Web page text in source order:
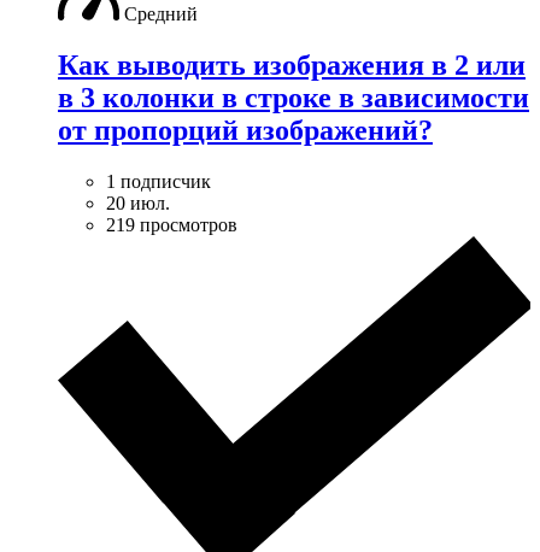
Средний
Как выводить изображения в 2 или
в 3 колонки в строке в зависимости
от пропорций изображений?
1 подписчик
20 июл.
219 просмотров